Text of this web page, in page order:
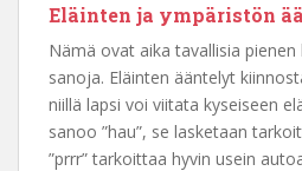
Eläinten ja ympäristön
Nämä ovat aika tavallisia
sanoja. Eläinten ääntelyt
niillä lapsi voi viitata kyseiseen
sanoo ”hau”, se lasketaan
”prrr” tarkoittaa hyvin usein